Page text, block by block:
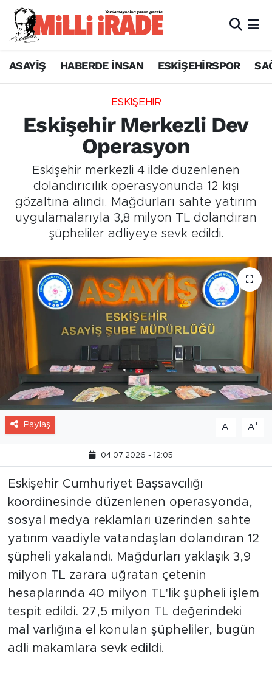
ASAYİŞ HABERDE İNSAN ESKİŞEHİRSPOR
ESKİŞEHİR
Eskişehir Merkezli Dev
Operasyon
Eskişehir merkezli 4 ilde düzenlenen
dolandırıcılık operasyonunda 12 kişi
gözaltına alındı. Mağdurları sahte yatırım
uygulamalarıyla 3,8 milyon TL dolandıran
şüpheliler adliyeye sevk edildi.
Paylaş A- A+
04.07.2026 - 12:05
Eskişehir Cumhuriyet Başsavcılığı
koordinesinde düzenlenen operasyonda,
sosyal medya reklamları üzerinden sahte
yatırım vaadiyle vatandaşları dolandıran 12
şüpheli yakalandı. Mağdurları yaklaşık 3,9
milyon TL zarara uğratan çetenin
hesaplarında 40 milyon TL'lik şüpheli işlem
tespit edildi. 27,5 milyon TL değerindeki
mal varlığına el konulan şüpheliler, bugün
adli makamlara sevk edildi.